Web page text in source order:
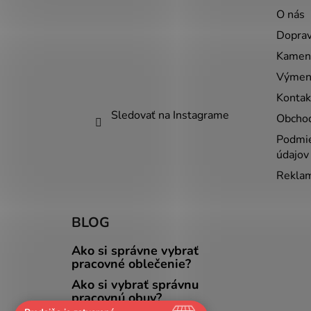
Sledovať na Instagrame
O nás
údajov
BLOG
Ako si správne vybrať
pracovné oblečenie?
Ako si vybrať správnu
pracovnú obuv?